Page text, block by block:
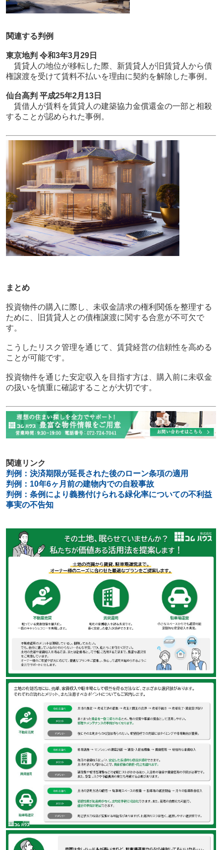
関連する判例
東京地判 令和3年3月29日
賃貸人の地位が移転した際、新賃貸人が旧賃貸人から債
権譲渡を受けて賃料不払いを理由に契約を解除した事例。
仙台高判 平成25年2月13日
賃借人が賃料を賃貸人の建築協力金償還金の一部と相殺
することが認められた事例。
まとめ
投資物件の購入に際し、未収金請求の権利関係を整理する
ために、旧賃貸人との債権譲渡に関する合意が不可欠で
す。
こうしたリスク管理を通じて、賃貸経営の信頼性を高める
ことが可能です。
投資物件を通じた安定収入を目指す方は、購入前に未収金
の扱いを慎重に確認することが大切です。
関連リンク
判例：決済期限が延長された後のローン条項の適用
判例： 10年6ヶ月前の建物内での自殺事故
判例：条例により義務付けられる緑化率についての不利益
事実の不告知